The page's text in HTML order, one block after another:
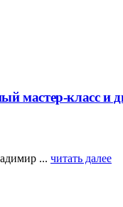
мастер-класс и
... читать далее